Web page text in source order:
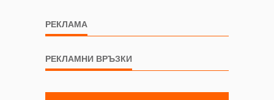
РЕКЛАМА
РЕКЛАМНИ ВРЪЗКИ